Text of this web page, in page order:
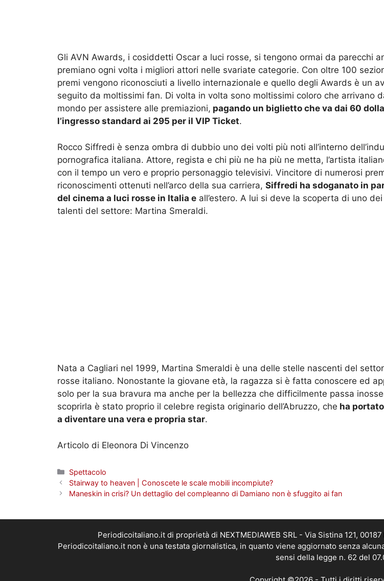
Gli AVN Awards, i cosiddetti Oscar a luci rosse, si tengono ormai da parecchi
premiano ogni volta i migliori attori nelle svariate categorie. Con oltre 100
premi vengono riconosciuti a livello internazionale e quello degli Awards è un
seguito da moltissimi fan. Di volta in volta sono moltissimi coloro che arrivano
mondo per assistere alle premiazioni, pagando un biglietto che va dai 60
l’ingresso standard ai 295 per il VIP Ticket.
Rocco Siffredi è senza ombra di dubbio uno dei volti più noti all’interno
pornografica italiana. Attore, regista e chi più ne ha più ne metta, l’artista
con il tempo un vero e proprio personaggio televisivi. Vincitore di numerosi
riconoscimenti ottenuti nell’arco della sua carriera, Siffredi ha sdoganato in
del cinema a luci rosse in Italia e all’estero. A lui si deve la scoperta di uno
talenti del settore: Martina Smeraldi.
Nata a Cagliari nel 1999, Martina Smeraldi è una delle stelle nascenti del
rosse italiano. Nonostante la giovane età, la ragazza si è fatta conoscere ed
solo per la sua bravura ma anche per la bellezza che difficilmente passa
scoprirla è stato proprio il celebre regista originario dell’Abruzzo, che ha
a diventare una vera e propria star.
Articolo di Eleonora Di Vincenzo
Categorie
Spettacolo
Stairway to heaven | Conoscete le scale mobili incompiute?
Maneskin in crisi? Un dettaglio del compleanno di Damiano non è sfuggito ai fan
Periodicoitaliano.it di proprietà di NEXTMEDIAWEB SRL - Via Sistina 121,
Periodicoitaliano.it non è una testata giornalistica, in quanto viene aggiornato senza
sensi della legge n. 62 del